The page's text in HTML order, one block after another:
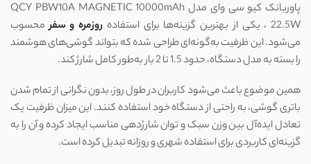
پاوربانک کیو سی وای مدل QCY PBW10A MAGNETIC 10000mAh
22.5W ، یکی از بهترین گزینه‌ها برای استفاده
روزمره و سفرمحسوب
می‌شود. این ظرفیت به‌گونه‌ای طراحی شده که بتواند گوشی‌های هوشمند
را بسته به مدل دستگاه، حدود 1.5 تا 2 بار به‌طور کامل شارژ کند.
همین موضوع باعث می‌شود کاربران در طول روز، بدون نگرانی از تمام شدن
باتری گوشی، به راحتی از دستگاه خود استفاده کنند. این میزان ظرفیت یک
تعادل ایده‌آل بین وزن سبک و توان شارژدهی مناسب ایجاد کرده و آن را به
گزینه‌ای کاربردی برای استفاده شهری و روزانه تبدیل کرده است.